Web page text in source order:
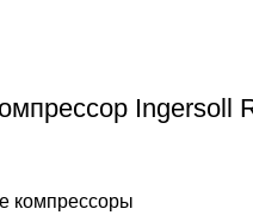
Ingersoll
компрессоры